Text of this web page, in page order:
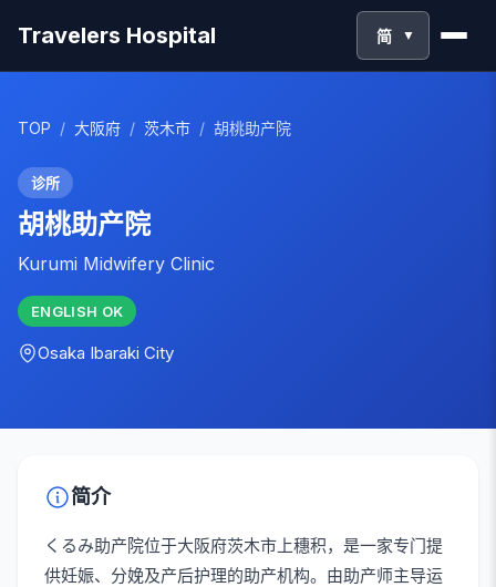
Travelers Hospital 简 ▼
TOP / 大阪府 / 茨木市 / 胡桃助产院
诊所
胡桃助产院
Kurumi Midwifery Clinic
ENGLISH OK
Osaka Ibaraki City
简介
くるみ助产院位于大阪府茨木市上穗积，是一家专门提
供妊娠、分娩及产后护理的助产机构。由助产师主导运